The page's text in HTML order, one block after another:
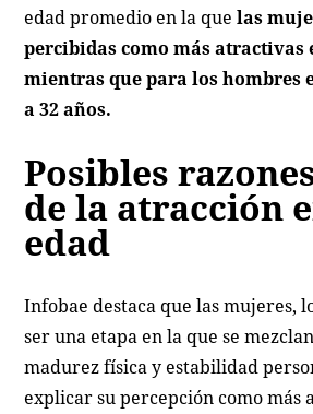
edad promedio en la quelas
percibidas como más atractivas
mientras que para los hombres
a 32 años.
Posibles
de la atracción
edad
Infobae destaca que las mujeres,
ser una etapa en la que se
madurez física y estabilidad
explicar su percepción como más